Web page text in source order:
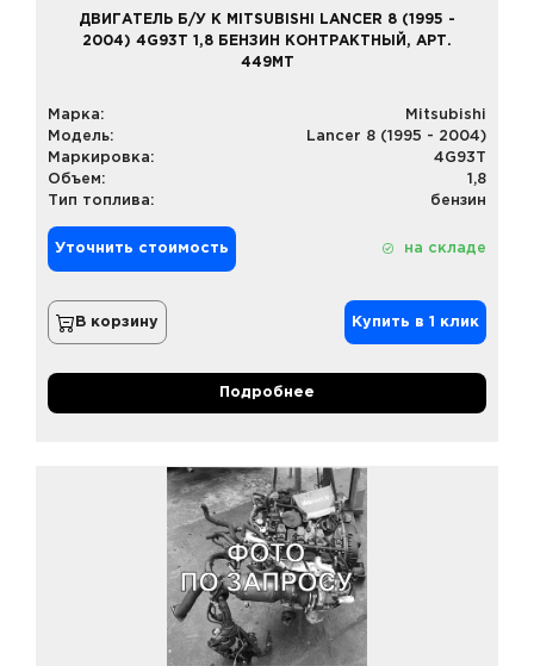
ДВИГАТЕЛЬ Б/У К MITSUBISHI LANCER 8 (1995 -
2004) 4G93T 1,8 БЕНЗИН КОНТРАКТНЫЙ, АРТ.
449MT
Марка:
Mitsubishi
Модель:
Lancer 8 (1995 - 2004)
Маркировка:
4G93T
Объем:
1,8
Тип топлива:
бензин
Уточнить стоимость на складе
В корзину Купить в 1 клик
Подробнее